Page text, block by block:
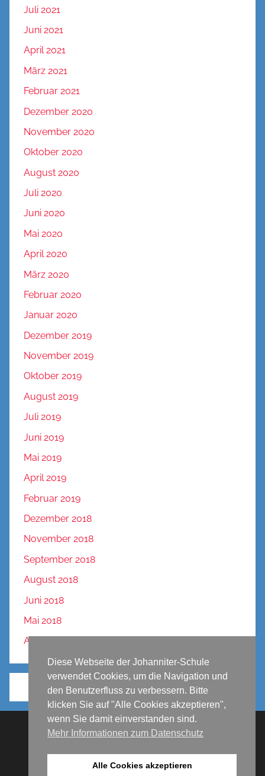
Juli 2021
Juni 2021
April 2021
März 2021
Februar 2021
Dezember 2020
November 2020
Oktober 2020
August 2020
Juli 2020
Juni 2020
Mai 2020
April 2020
März 2020
Februar 2020
Januar 2020
Dezember 2019
November 2019
Oktober 2019
August 2019
Juli 2019
Juni 2019
Mai 2019
April 2019
Februar 2019
Dezember 2018
November 2018
September 2018
August 2018
Juni 2018
Mai 2018
April 2018
Impressum
Datenschutz
Diese Webseite der Johanniter-Schule
verwendet Cookies, um die Navigation und
den Benutzerfluss zu verbessern. Bitte
klicken Sie auf "Alle Cookies akzeptieren",
wenn Sie damit einverstanden sind.
Mehr Informationen zum Datenschutz
Alle Cookies akzeptieren